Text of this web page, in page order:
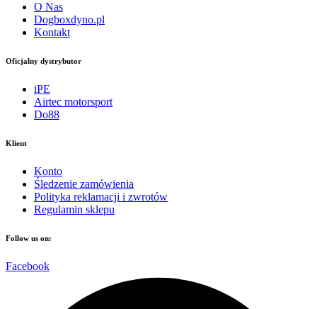
O Nas
Dogboxdyno.pl
Kontakt
Oficjalny dystrybutor
iPE
Airtec motorsport
Do88
Klient
Konto
Śledzenie zamówienia
Polityka reklamacji i zwrotów
Regulamin sklepu
Follow us on:
Facebook